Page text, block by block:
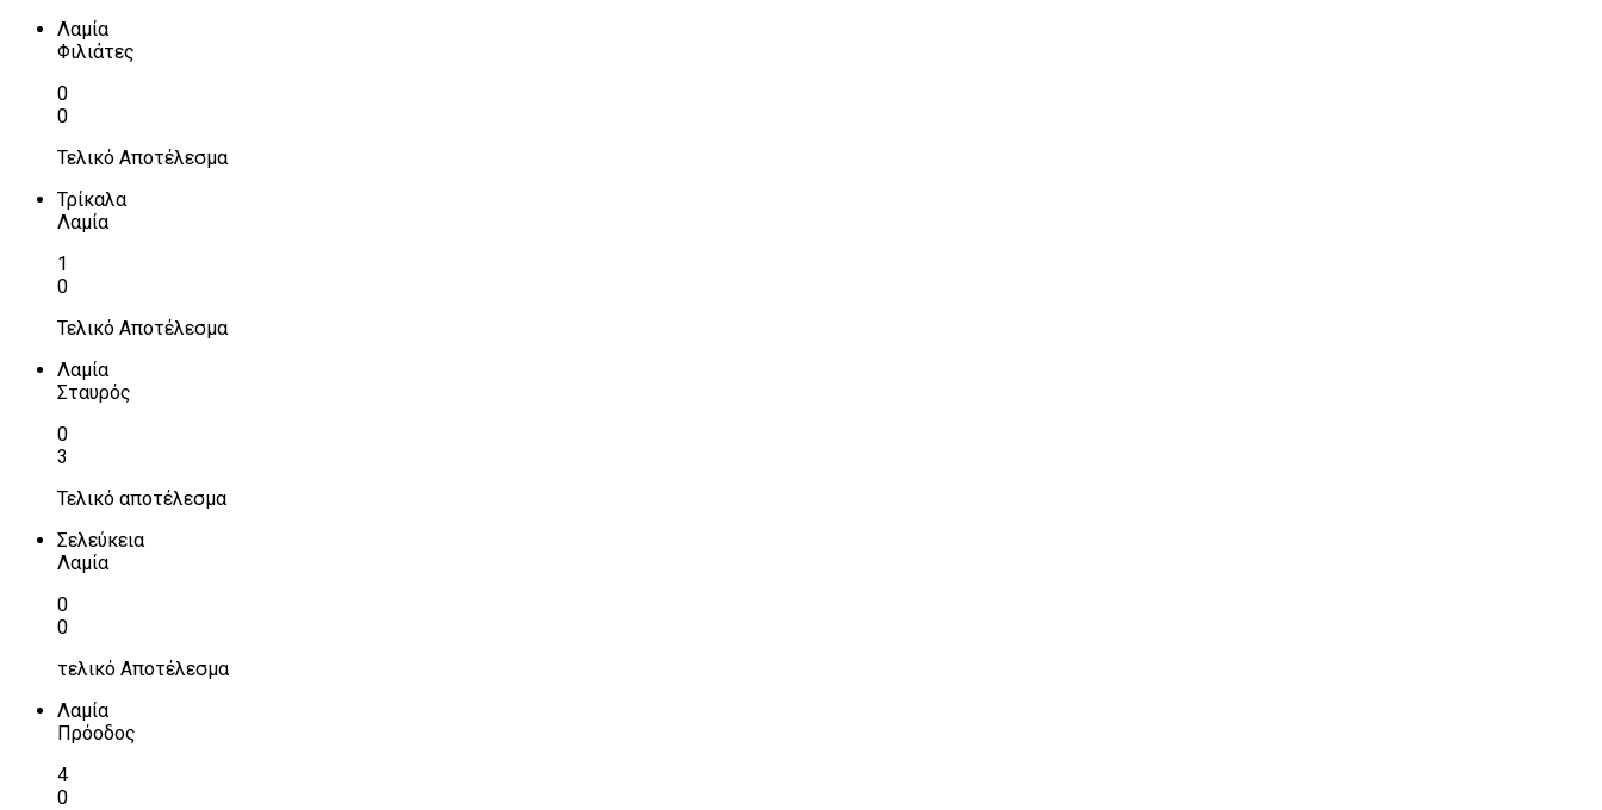
Λαμία
Φιλιάτες
0
0
Τελικό Αποτέλεσμα
Τρίκαλα
Λαμία
1
0
Τελικό Αποτέλεσμα
Λαμία
Σταυρός
0
3
Τελικό αποτέλεσμα
Σελεύκεια
Λαμία
0
0
τελικό Αποτέλεσμα
Λαμία
Πρόοδος
4
0